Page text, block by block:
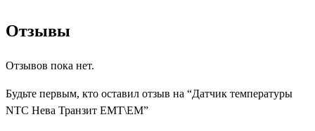
Отзывы
Отзывов пока нет.
Будьте первым, кто оставил отзыв на “Датчик температуры
NTC Нева Транзит ЕМТ\ЕМ”